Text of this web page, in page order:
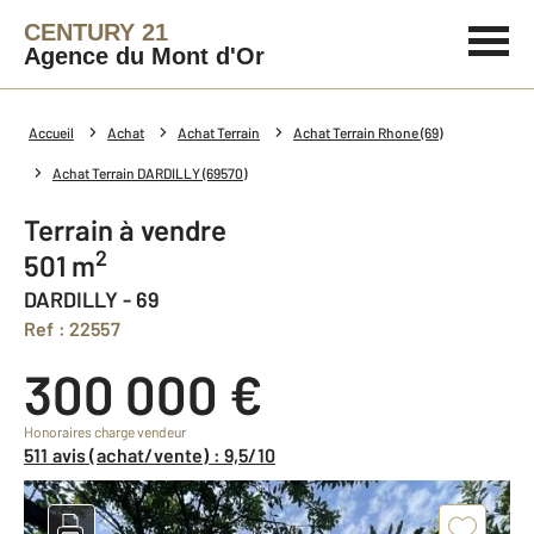
CENTURY 21
Agence du Mont d'Or
Accueil Achat Achat Terrain Achat Terrain Rhone (69)
Achat Terrain DARDILLY (69570)
Terrain à vendre
501 m2
DARDILLY - 69
Ref : 22557
300 000 €
Honoraires charge vendeur
511 avis (achat/vente) : 9,5/10